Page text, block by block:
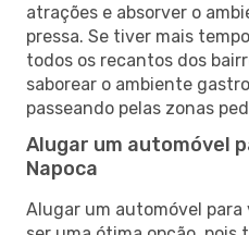
atrações e absorver o
pressa. Se tiver mais
todos os recantos dos
saborear o ambiente
passeando pelas zonas
Alugar um automóvel
Napoca
Alugar um automóvel